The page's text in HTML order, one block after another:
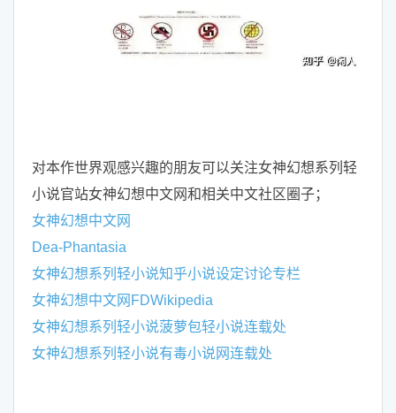
对本作世界观感兴趣的朋友可以关注女神幻想系列轻
小说官站女神幻想中文网和相关中文社区圈子；
女神幻想中文网
Dea-Phantasia
女神幻想系列轻小说知乎小说设定讨论专栏
女神幻想中文网FDWikipedia
女神幻想系列轻小说菠萝包轻小说连载处
女神幻想系列轻小说有毒小说网连载处